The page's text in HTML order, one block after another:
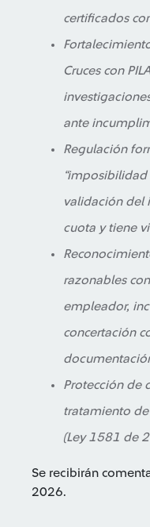
certificados
Cruces con
ante
Regulación
validación del
cuota y tiene
razonables
empleador,
concertación
Protección de
tratamiento
(Ley 1581 de
Se recibirán
2026.